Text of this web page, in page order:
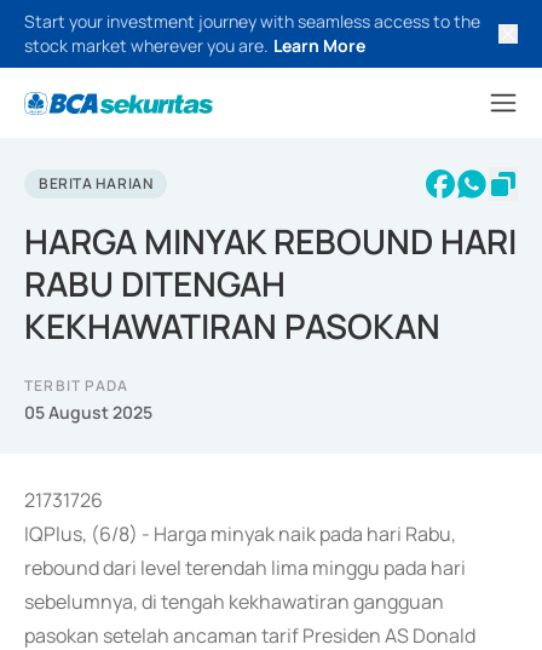
Start your investment journey with seamless access to the
stock market wherever you are. Learn More
BERITA HARIAN
HARGA MINYAK REBOUND HARI
RABU DITENGAH
KEKHAWATIRAN PASOKAN
TERBIT PADA
05 August 2025
21731726
IQPlus, (6/8) - Harga minyak naik pada hari Rabu,
rebound dari level terendah lima minggu pada hari
sebelumnya, di tengah kekhawatiran gangguan
pasokan setelah ancaman tarif Presiden AS Donald